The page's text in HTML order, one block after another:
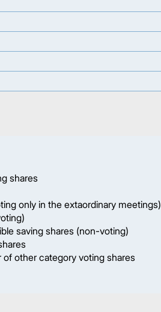
shares
only in the extaordinary meetings)
saving shares (non-voting)
of other category voting shares